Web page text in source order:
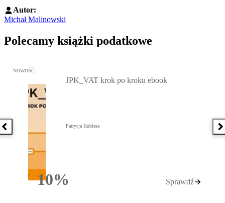
Autor:
Michał Malinowski
Polecamy książki podatkowe
Poprzednia książka
Przejdź do: JPK_VAT krok po kroku ebook, Patrycja Kubiesa -
NOWOŚĆ
10%Rabatu
JPK_VAT krok po kroku ebook
Patrycja Kubiesa
Sprawdź